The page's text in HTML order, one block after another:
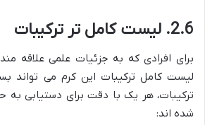
2.6. لیست کامل تر ترکیبات
برای افرادی که به جزئیات علمی علاقه
لیست کامل ترکیبات این کرم می تواند
ترکیبات، هر یک با دقت برای دستیابی به
شده اند: